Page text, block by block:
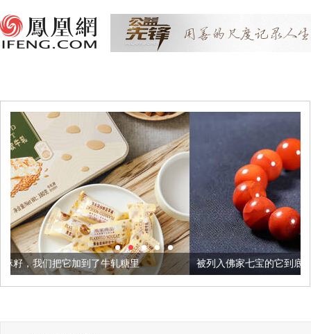
牛轧糖里 被列入佛家七宝的它到底有多美？